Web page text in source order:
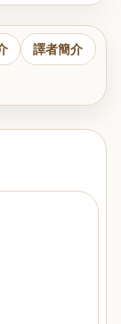
譯者簡介